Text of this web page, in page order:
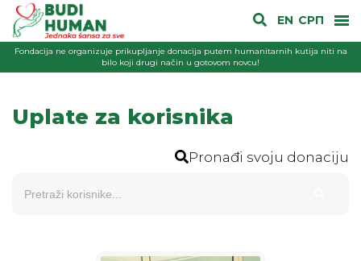
EN СРП
Fondacija ne organizuje prikupljanje donacija putem humanitarnih kutija niti na
bilo koji drugi način u gotovom novcu!
Uplate za korisnika
Pronađi svoju donaciju